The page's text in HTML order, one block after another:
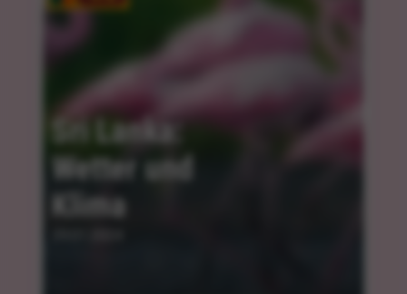
Sri Lanka:
Wetter und
Klima